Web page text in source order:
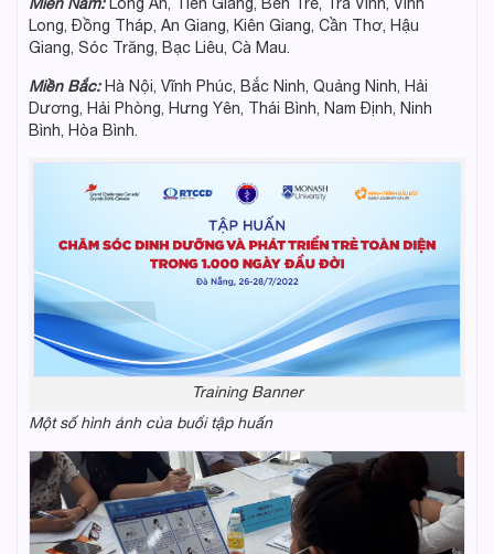
Long, Đồng Tháp, An Giang, Kiên Giang, Cần Thơ, Hậu
Giang, Sóc Trăng, Bạc Liêu, Cà Mau.
Miền Bắc:Hà Nội, Vĩnh Phúc, Bắc Ninh, Quảng Ninh, Hải
Dương, Hải Phòng, Hưng Yên, Thái Bình, Nam Định, Ninh
Bình, Hòa Bình.
Training Banner
Một số hình ảnh của buổi tập huấn